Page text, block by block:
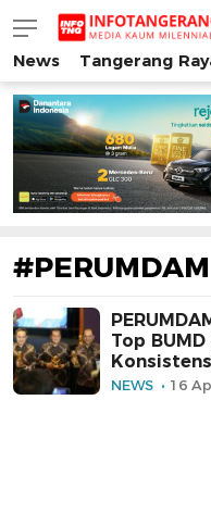
INFO TANGERANG
Media Kaum
News Tangerang
Top
Selama 50
NEWS 16